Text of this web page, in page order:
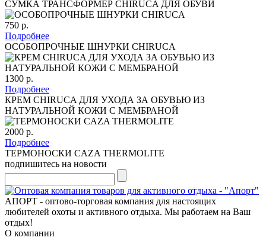
СУМКА ТРАНСФОРМЕР CHIRUCA ДЛЯ ОБУВИ
750 р.
Подробнее
ОСОБОПРОЧНЫЕ ШНУРКИ CHIRUCA
1300 р.
Подробнее
КРЕМ CHIRUCA ДЛЯ УХОДА ЗА ОБУВЬЮ ИЗ
НАТУРАЛЬНОЙ КОЖИ С МЕМБРАНОЙ
2000 р.
Подробнее
ТЕРМОНОСКИ CAZA THERMOLITE
подпишитесь на новости
АПОРТ - оптово-торговая компания для настоящих
любителей охоты и активного отдыха. Мы работаем на Ваш
отдых!
О компании